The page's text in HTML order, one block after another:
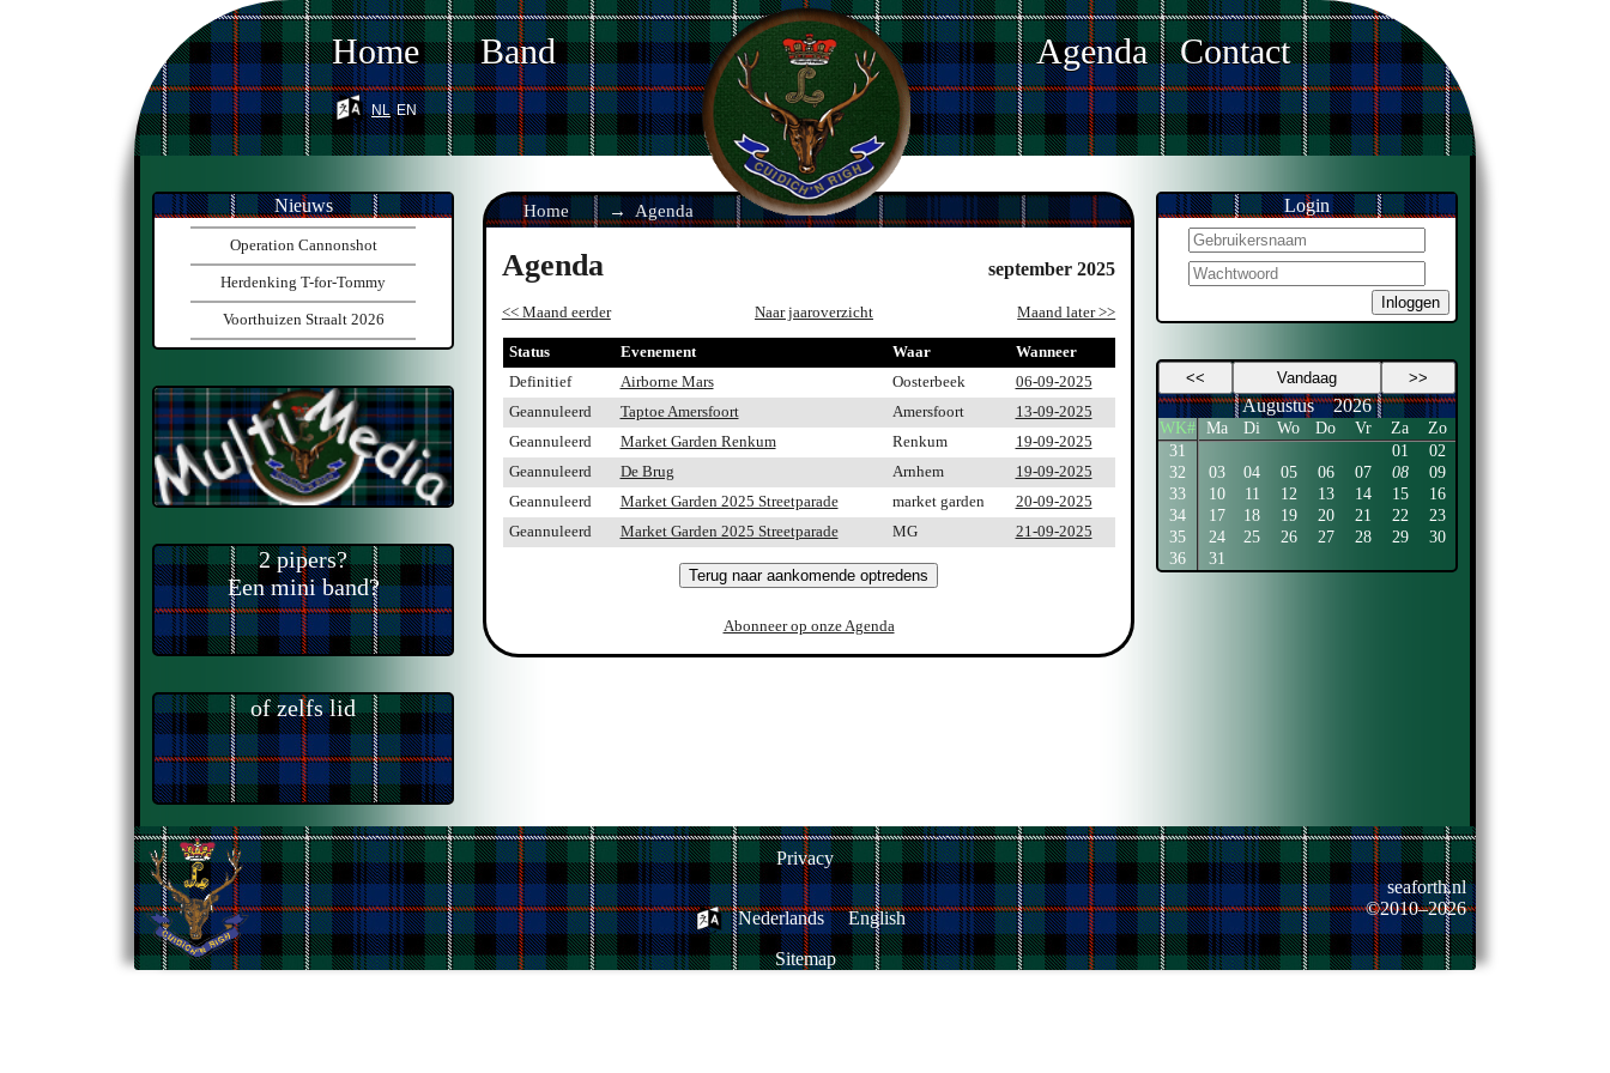
Home Band Agenda Contact
nl en
Home Agenda
Agenda september 2025
<< Maand eerder Naar jaaroverzicht Maand later >>
Status Evenement Waar
Wanneer
Definitief
Airborne Mars Oosterbeek
06-09-2025
Geannuleerd
Taptoe Amersfoort Amersfoort
13-09-2025
Geannuleerd
Market Garden Renkum Renkum
19-09-2025
Geannuleerd
De Brug Arnhem
19-09-2025
Geannuleerd
Market Garden 2025 Streetparade market garden
20-09-2025
Geannuleerd
Market Garden 2025 Streetparade MG 21-09-2025
Terug naar aankomende optredens
Abonneer op onze Agenda
Nieuws
Operation Cannonshot
Herdenking T-for-Tommy
Voorthuizen Straalt 2026
2 pipers?
Een mini band?
of zelfs lid
Login
Inloggen
<< Vandaag >>
Augustus 2026
WK# Ma Di Wo Do Vr Za
Zo
31
01
02
32
03 04 05 06 07 08
09
33
10 11 12 13 14 15
16
34
17 18 19 20 21 22
23
35
24 25 26 27 28 29
30
36
31
Privacy
Nederlands
English
Sitemap
seaforth.nl
©2010–2026